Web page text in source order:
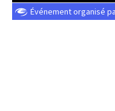
Événement organisé